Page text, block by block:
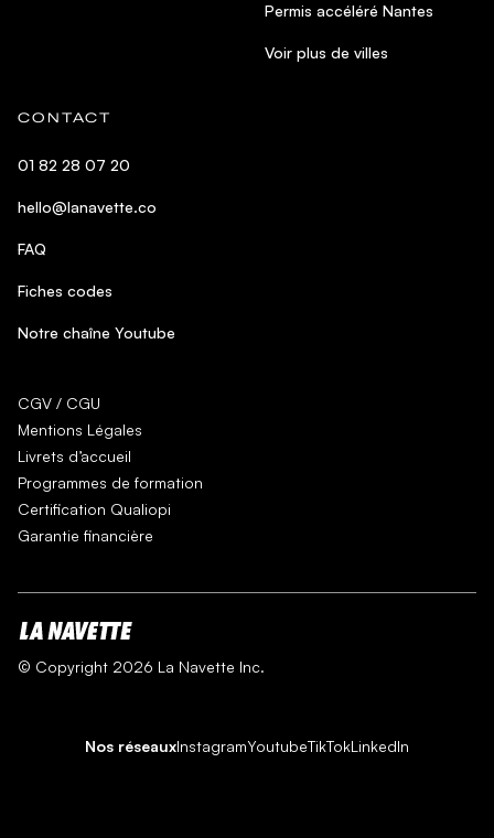
Permis accéléré Nantes
Voir plus de villes
CONTACT
01 82 28 07 20
hello@lanavette.co
FAQ
Fiches codes
Notre chaîne Youtube
CGV / CGU
Mentions Légales
Livrets d’accueil
Programmes de formation
Certification Qualiopi
Garantie financière
© Copyright 2026 La Navette Inc.
Nos réseauxInstagramYoutubeTikTokLinkedIn